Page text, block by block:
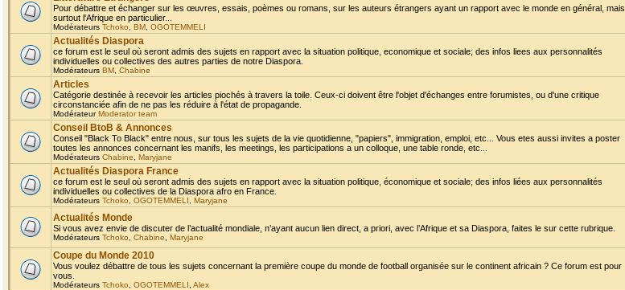
Pour débattre et échanger sur les œuvres, essais, poèmes ou romans, sur les auteurs étrangers ayant un rapport avec le monde en général, mais
surtout l'Afrique en particulier...
Modérateurs Tchoko BM OGOTEMMELI
Actualités Diaspora
ce forum est le seul où seront admis des sujets en rapport avec la situation politique, economique et sociale; des infos liees aux personnalités
individuelles ou collectives des autres parties de notre Diaspora.
Modérateurs BM Chabine
Articles
Catégorie destinée à recevoir les articles piochés à travers la toile. Ceux-ci doivent être l'objet d'échanges entre forumistes, ou d'une critique
circonstanciée afin de ne pas les réduire à l'état de propagande.
ModérateurModerator team
Conseil BtoB & Annonces
Conseil "Black To Black" entre nous, sur tous les sujets de la vie quotidienne, "papiers", immigration, emploi, etc... Vous etes aussi invites a poster
toutes les annonces concernant les manifs, les meetings, les participations a un colloque, une table ronde, etc...
Modérateurs Chabine Maryjane
Actualités Diaspora France
ce forum est le seul où seront admis des sujets en rapport avec la situation politique, économique et sociale; des infos liées aux personnalités
individuelles ou collectives de la Diaspora afro en France.
Modérateurs Tchoko OGOTEMMELI Maryjane
Actualités Monde
Si vous avez envie de discuter de l’actualité mondiale, n’ayant aucun lien direct, a priori, avec l’Afrique et sa Diaspora, faites le sur cette rubrique.
Modérateurs Tchoko Chabine Maryjane
Coupe du Monde 2010
Vous voulez débattre de tous les sujets concernant la première coupe du monde de football organisée sur le continent africain ? Ce forum est pour
vous.
Modérateurs Tchoko OGOTEMMELI Alex